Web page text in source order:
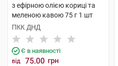
з ефірною олією кориці та
меленою кавою 75 г 1 шт
ПКК ДНД
Є в наявності
від 75.00 грн